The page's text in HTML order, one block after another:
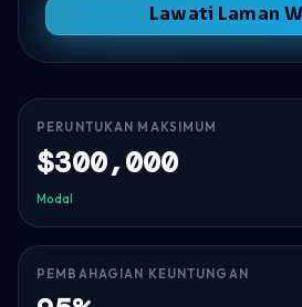
Lawati Laman
PERUNTUKAN MAKSIMUM
$300,000
Modal
PEMBAHAGIAN KEUNTUNGAN